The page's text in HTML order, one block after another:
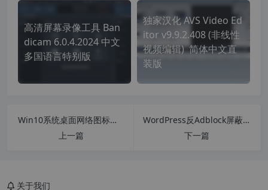
高清屏幕录像工具 Ban
dicam 6.0.4.2024 中文
多国语言特别版
独家汉化 AVS Video Ed
itor v9.9.2.408 (非线性
视频编辑) 简体中文直
装版
Win10系统桌面网络图标变成英文 Computers and Devices 的解决办法
上一篇
WordPress反Adblock屏蔽插件 DeBlocker – Anti AdBlock v3.1.6汉化版
下一篇
关于我们